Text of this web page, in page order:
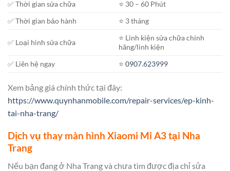
✅ Thời gian sửa chữa
⭐️ 30 – 60 Phút
✅ Thời gian bảo hành
⭐️ 3 tháng
✅ Loại hình sửa chữa
⭐️ Linh kiện sửa chữa chính
hãng/linh kiện
✅ Liên hệ ngay
⭐️0907.623999
Xem bảng giá chính thức tại đây:
https://www.quynhanmobile.com/repair-services/ep-kinh-
tai-nha-trang/
Dịch vụ thay màn hình Xiaomi Mi A3 tại Nha
Trang
Nếu bạn đang ở Nha Trang và chưa tìm được địa chỉ sửa